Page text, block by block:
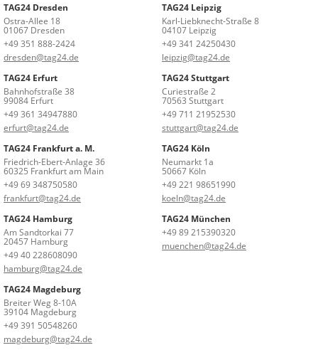
TAG24 Dresden
Ostra-Allee 18
01067 Dresden
+49 351 888-2424
dresden@tag24.de
TAG24 Leipzig
Karl-Liebknecht-Straße 8
04107 Leipzig
+49 341 24250430
leipzig@tag24.de
TAG24 Erfurt
Bahnhofstraße 38
99084 Erfurt
+49 361 34947880
erfurt@tag24.de
TAG24 Stuttgart
Curiestraße 2
70563 Stuttgart
+49 711 21952530
stuttgart@tag24.de
TAG24 Frankfurt a. M.
Friedrich-Ebert-Anlage 36
60325 Frankfurt am Main
+49 69 348750580
frankfurt@tag24.de
TAG24 Köln
Neumarkt 1a
50667 Köln
+49 221 98651990
koeln@tag24.de
TAG24 Hamburg
Am Sandtorkai 77
20457 Hamburg
+49 40 228608090
hamburg@tag24.de
TAG24 München
+49 89 215390320
muenchen@tag24.de
TAG24 Magdeburg
Breiter Weg 8-10A
39104 Magdeburg
+49 391 50548260
magdeburg@tag24.de